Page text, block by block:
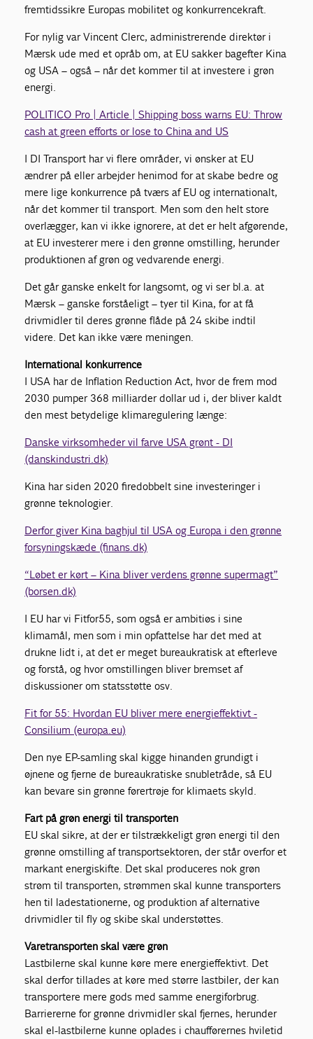
fremtidssikre Europas mobilitet og konkurrencekraft.
For nylig var Vincent Clerc, administrerende direktør i
Mærsk ude med et opråb om, at EU sakker bagefter Kina
og USA – også – når det kommer til at investere i grøn
energi.
POLITICO Pro | Article | Shipping boss warns EU: Throw
cash at green efforts or lose to China and US
I DI Transport har vi flere områder, vi ønsker at EU
ændrer på eller arbejder henimod for at skabe bedre og
mere lige konkurrence på tværs af EU og internationalt,
når det kommer til transport. Men som den helt store
overlægger, kan vi ikke ignorere, at det er helt afgørende,
at EU investerer mere i den grønne omstilling, herunder
produktionen af grøn og vedvarende energi.
Det går ganske enkelt for langsomt, og vi ser bl.a. at
Mærsk – ganske forståeligt – tyer til Kina, for at få
drivmidler til deres grønne flåde på 24 skibe indtil
videre. Det kan ikke være meningen.
International konkurrence
I USA har de Inflation Reduction Act, hvor de frem mod
2030 pumper 368 milliarder dollar ud i, der bliver kaldt
den mest betydelige klimaregulering længe:
Danske virksomheder vil farve USA grønt - DI
(danskindustri.dk)
Kina har siden 2020 firedobbelt sine investeringer i
grønne teknologier.
Derfor giver Kina baghjul til USA og Europa i den grønne
forsyningskæde (finans.dk)
“Løbet er kørt – Kina bliver verdens grønne supermagt”
(borsen.dk)
I EU har vi Fitfor55, som også er ambitiøs i sine
klimamål, men som i min opfattelse har det med at
drukne lidt i, at det er meget bureaukratisk at efterleve
og forstå, og hvor omstillingen bliver bremset af
diskussioner om statsstøtte osv.
Fit for 55: Hvordan EU bliver mere energieffektivt -
Consilium (europa.eu)
Den nye EP-samling skal kigge hinanden grundigt i
øjnene og fjerne de bureaukratiske snubletråde, så EU
kan bevare sin grønne førertrøje for klimaets skyld.
Fart på grøn energi til transporten
EU skal sikre, at der er tilstrækkeligt grøn energi til den
grønne omstilling af transportsektoren, der står overfor et
markant energiskifte. Det skal produceres nok grøn
strøm til transporten, strømmen skal kunne transporters
hen til ladestationerne, og produktion af alternative
drivmidler til fly og skibe skal understøttes.
Varetransporten skal være grøn
Lastbilerne skal kunne køre mere energieffektivt. Det
skal derfor tillades at køre med større lastbiler, der kan
transportere mere gods med samme energiforbrug.
Barriererne for grønne drivmidler skal fjernes, herunder
skal el-lastbilerne kunne oplades i chaufførernes hviletid